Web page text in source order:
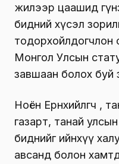
жилээр цаашид
бидний хүсэл
тодорхойлдогчлон
Монгол Улсын
завшаан болох буй
Ноён Ерөнхийлөгч
газарт, танай
биднийг ийнхүү
авсанд болон